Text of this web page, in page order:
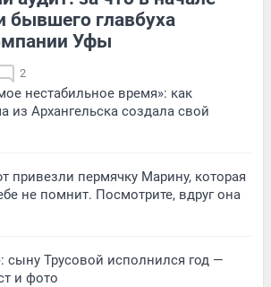
бывшего главбуха
Уфы
2
нестабильное время»: как
из Архангельска создала свой
привезли пермячку Марину, которая
не помнит. Посмотрите, вдруг она
сыну Трусовой исполнился год —
и фото